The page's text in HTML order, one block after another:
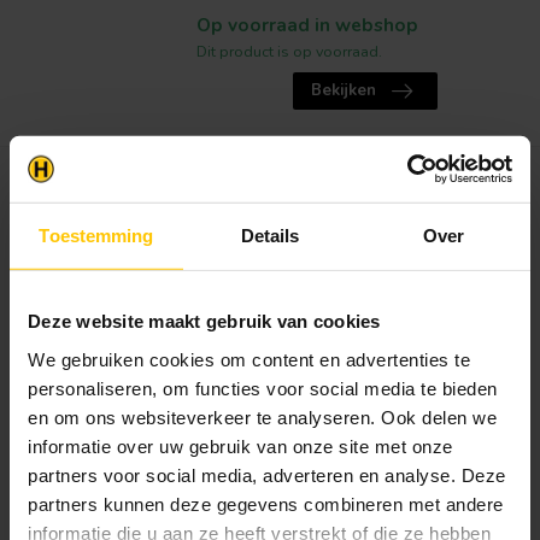
Toestemming Details Over
Deze website maakt gebruik van cookies
We gebruiken cookies om content en advertenties te
personaliseren, om functies voor social media te bieden
en om ons websiteverkeer te analyseren. Ook delen we
informatie over uw gebruik van onze site met onze
partners voor social media, adverteren en analyse. Deze
partners kunnen deze gegevens combineren met andere
informatie die u aan ze heeft verstrekt of die ze hebben
Op voorraad in webshop
Dit product is op voorraad.
Bekijken
Douglas Deur met Kozijn
(set) | Dicht
dikte: 4 cm
Op zoek naar een goedkope douglas
opgeklampte deur met kozijn? Bestel ...
€275,00
Op voorraad in webshop
Dit product is op voorraad.
Bekijken